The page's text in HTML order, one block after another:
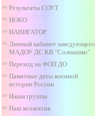
Результаты СОУТ
НОКО
НАВИГАТОР
Личный кабинет заведующего
МАДОУ ДС КВ "Солнышко"
Переход на ФОП ДО
Памятные даты военной
истории России
Наши группы
Наш коллектив